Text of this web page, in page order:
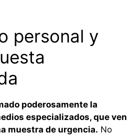
personal y
poderosamente la
especializados, que ven
muestra de urgencia. No